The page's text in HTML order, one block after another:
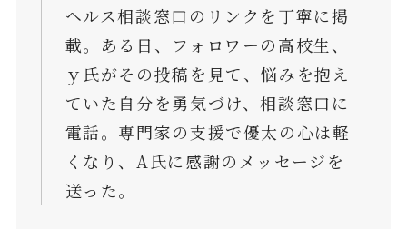
ヘルス相談窓口のリンクを丁寧に掲
載。ある日、フォロワーの高校生、
ｙ氏がその投稿を見て、悩みを抱え
ていた自分を勇気づけ、相談窓口に
電話。専門家の支援で優太の心は軽
くなり、A氏に感謝のメッセージを
送った。